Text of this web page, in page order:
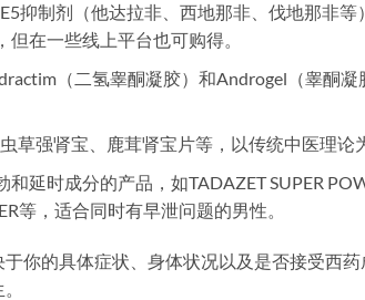
抑制剂（他达拉非、西地那非、伐地那非
但在一些线上平台也可购得。
（二氢睾酮凝胶）和Androgel（睾酮
草强肾宝、鹿茸肾宝片等，以传统中医理论
和延时成分的产品，如TADAZET SUPER
等，适合同时有早泄问题的男性。
你的具体症状、身体状况以及是否接受西